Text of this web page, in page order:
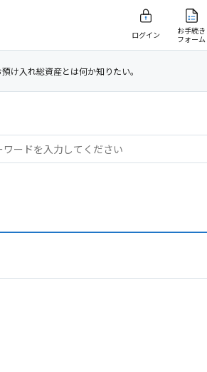
ログイン
お手続き
フォーム
け入れ総資産とは何か知りたい。